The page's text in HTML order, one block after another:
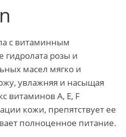
с витаминным
гидролата розы и
масел мягко и
увлажняя и насыщая
витаминов А, Е, F
кожи, препятствует ее
полноценное питание.